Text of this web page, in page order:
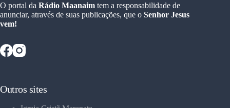
O portal da Rádio Maanaim tem a responsabilidade de
anunciar, através de suas publicações, que o Senhor Jesus
vem!
Outros sites